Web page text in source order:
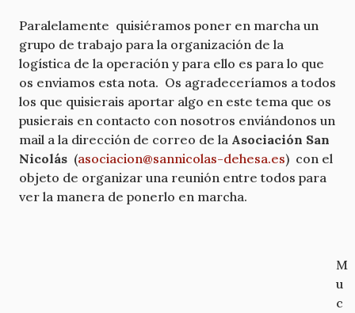
Paralelamente quisiéramos poner en marcha un
grupo de trabajo para la organización de la
logística de la operación y para ello es para lo que
os enviamos esta nota. Os agradeceríamos a todos
los que quisierais aportar algo en este tema que os
pusierais en contacto con nosotros enviándonos un
mail a la dirección de correo de la Asociación San
Nicolás (asociacion@sannicolas-dehesa.es) con el
objeto de organizar una reunión entre todos para
ver la manera de ponerlo en marcha.
M
u
c